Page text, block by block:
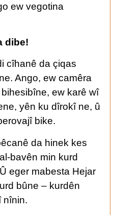
ew vegotina
dibe!
cîhanê da çiqas
Ango, ew camêra
ew karê wî
yên ku dîrokî ne, û
bike.
da hinek kes
bavên min kurd
eger mabesta Hejar
bûne – kurdên
nînin.